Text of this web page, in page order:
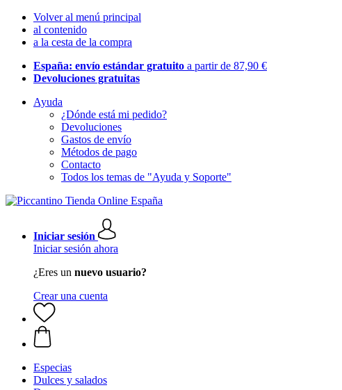
Volver al menú principal
al contenido
a la cesta de la compra
España: envío estándar gratuito a partir de 87,90 €
Devoluciones gratuitas
Ayuda
¿Dónde está mi pedido?
Devoluciones
Gastos de envío
Métodos de pago
Contacto
Todos los temas de "Ayuda y Soporte"
Iniciar sesión
Iniciar sesión ahora
¿Eres un nuevo usuario?
Crear una cuenta
Especias
Dulces y salados